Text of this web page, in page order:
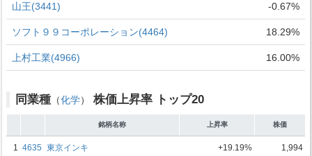
山王(3441) -0.67%
ソフト９９コーポレーション(4464) 18.29%
上村工業(4966) 16.00%
同業種 （化学） 株価上昇率 トップ20
銘柄名称 上昇率 株価
1 4635 東京インキ +19.19% 1,994